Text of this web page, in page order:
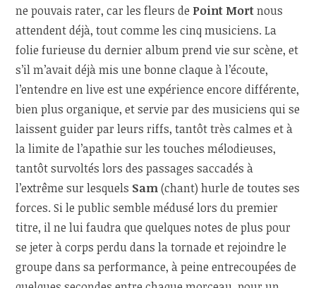
ne pouvais rater, car les fleurs de Point Mortnous
attendent déjà, tout comme les cinq musiciens. La
folie furieuse du dernier album prend vie sur scène, et
s’il m’avait déjà mis une bonne claque à l’écoute,
l’entendre en live est une expérience encore différente,
bien plus organique, et servie par des musiciens qui se
laissent guider par leurs riffs, tantôt très calmes et à
la limite de l’apathie sur les touches mélodieuses,
tantôt survoltés lors des passages saccadés à
l’extrême sur lesquels Sam(chant) hurle de toutes ses
forces. Si le public semble médusé lors du premier
titre, il ne lui faudra que quelques notes de plus pour
se jeter à corps perdu dans la tornade et rejoindre le
groupe dans sa performance, à peine entrecoupées de